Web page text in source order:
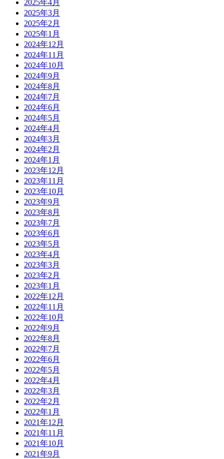
2025年4月
2025年3月
2025年2月
2025年1月
2024年12月
2024年11月
2024年10月
2024年9月
2024年8月
2024年7月
2024年6月
2024年5月
2024年4月
2024年3月
2024年2月
2024年1月
2023年12月
2023年11月
2023年10月
2023年9月
2023年8月
2023年7月
2023年6月
2023年5月
2023年4月
2023年3月
2023年2月
2023年1月
2022年12月
2022年11月
2022年10月
2022年9月
2022年8月
2022年7月
2022年6月
2022年5月
2022年4月
2022年3月
2022年2月
2022年1月
2021年12月
2021年11月
2021年10月
2021年9月